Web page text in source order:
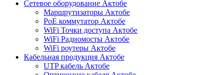
Сетевое оборудование Актобе
Маршрутизаторы Актобе
PoE коммутатор Актобе
WiFi Точки доступа Актобе
WiFi Радиомосты Актобе
WiFi роутеры Актобе
Кабельная продукция Актобе
UTP кабель Актобе